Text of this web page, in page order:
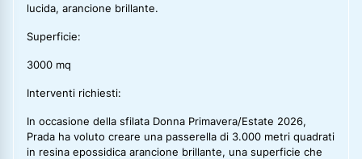
lucida, arancione brillante.
Superficie:
3000 mq
Interventi richiesti:
In occasione della sfilata Donna Primavera/Estate 2026,
Prada ha voluto creare una passerella di 3.000 metri quadrati
in resina epossidica arancione brillante, una superficie che